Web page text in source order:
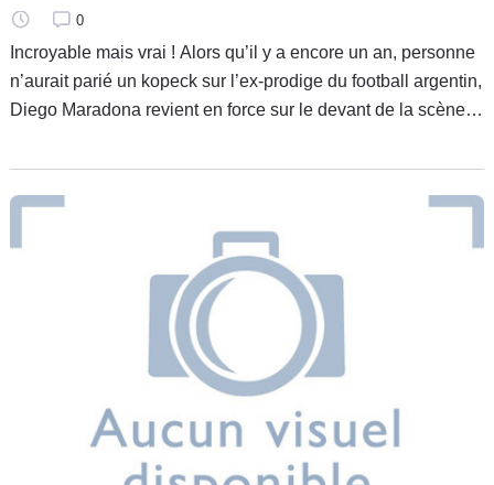
0
Incroyable mais vrai ! Alors qu’il y a encore un an, personne
n’aurait parié un kopeck sur l’ex-prodige du football argentin,
Diego Maradona revient en force sur le devant de la scène,